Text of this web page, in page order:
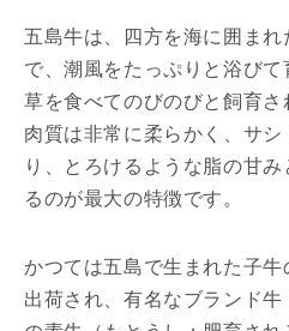
五島牛は、四方を海に囲ま
で、潮風をたっぷりと浴び
草を食べてのびのびと飼育さ
肉質は非常に柔らかく、サシ
り、とろけるような脂の甘
るのが最大の特徴です。
かつては五島で生まれた子
出荷され、有名なブランド牛